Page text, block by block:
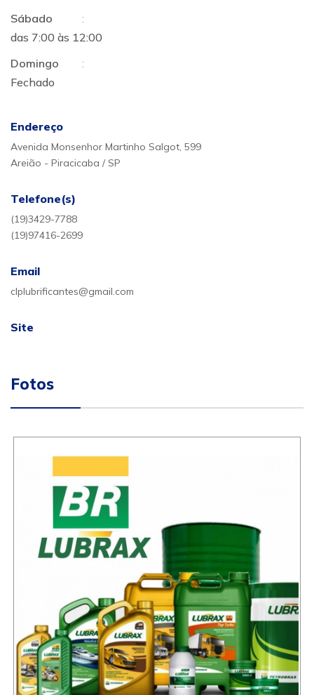
Sábado
:
das 7:00 às 12:00
Domingo
:
Fechado
Endereço
Avenida Monsenhor Martinho Salgot, 599
Areião - Piracicaba / SP
Telefone(s)
(19)3429-7788
(19)97416-2699
Email
clplubrificantes@gmail.com
Site
Fotos